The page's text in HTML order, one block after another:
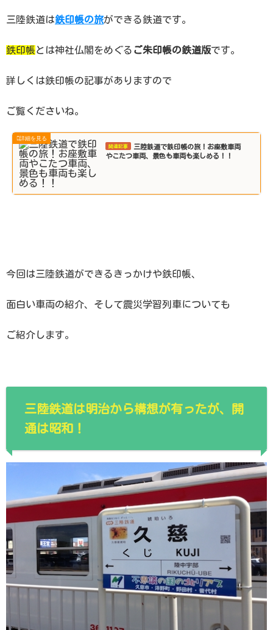
三陸鉄道は鉄印帳の旅ができる鉄道です。
鉄印帳とは神社仏閣をめぐる ご朱印帳の鉄道版です。
詳しくは鉄印帳の記事がありますので
ご覧くださいね。
三陸鉄道で鉄印帳の旅！お座敷車両
やこたつ車両、景色も車両も楽しめる！！
今回は三陸鉄道ができるきっかけや鉄印帳、
面白い車両の紹介、そして震災学習列車についても
ご紹介します。
三陸鉄道は明治から構想が有ったが、開
通は昭和！